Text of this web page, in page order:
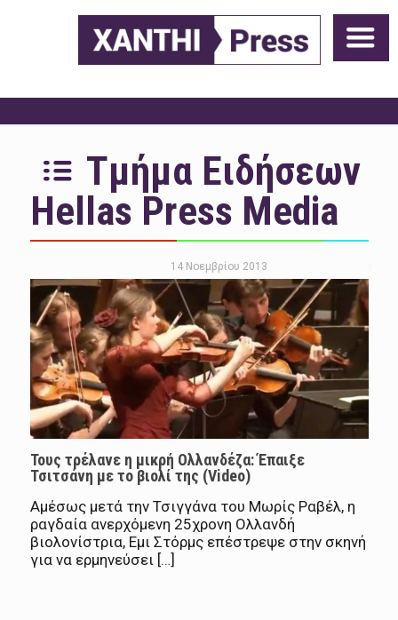
Τμήμα Ειδήσεων
Hellas Press Media
14 Νοεμβρίου 2013
Τους τρέλανε η μικρή Ολλανδέζα: Έπαιξε
Τσιτσάνη με το βιολί της (Video)
Αμέσως μετά την Τσιγγάνα του Μωρίς Ραβέλ, η
ραγδαία ανερχόμενη 25χρονη Ολλανδή
βιολονίστρια, Εμι Στόρμς επέστρεψε στην σκηνή
για να ερμηνεύσει […]